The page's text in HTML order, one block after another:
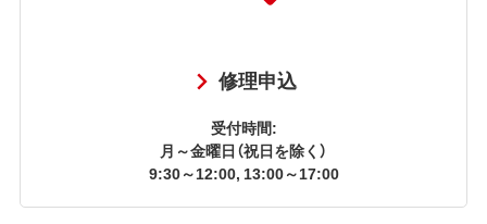
修理申込
受付時間:
月～金曜日（祝日を除く）
9:30～12:00, 13:00～17:00